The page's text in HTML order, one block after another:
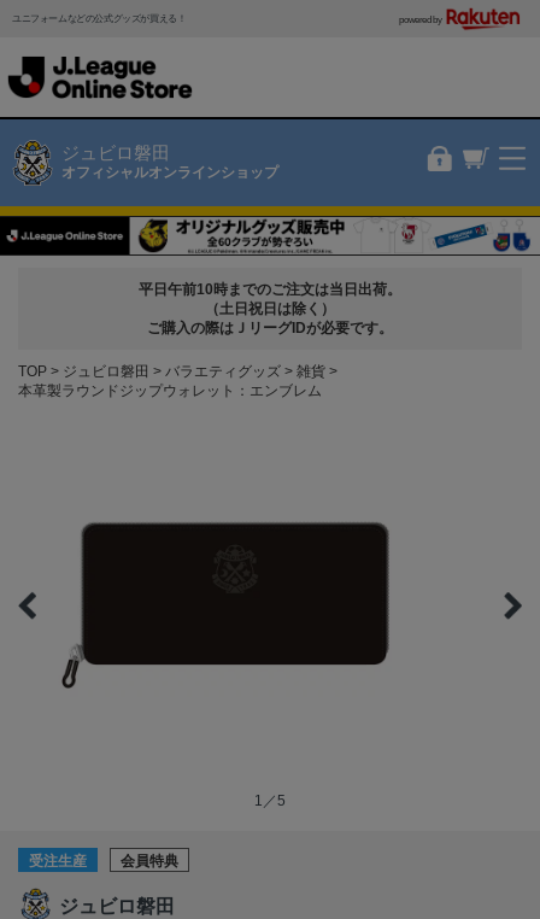
ユニフォームなどの公式グッズが買える！ powered by
ジュビロ磐田
オフィシャルオンラインショップ
平日午前10時までのご注文は当日出荷。
（土日祝日は除く）
ご購入の際はＪリーグIDが必要です。
TOP ジュビロ磐田 バラエティグッズ
雑貨
本革製ラウンドジップウォレット：エンブレム
1／5
受注生産 会員特典
ジュビロ磐田